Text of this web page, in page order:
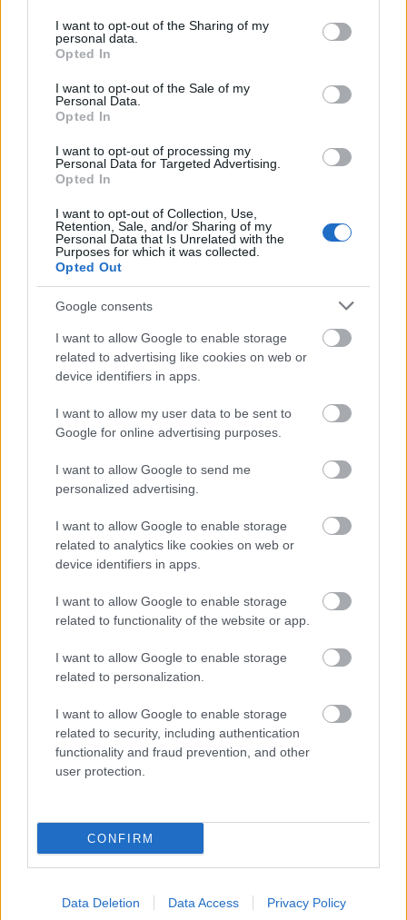
not limited to your visit or usage behaviour. You may click to
grant or deny consent to Google and its third-party tags to
use your data for below specified purposes in below Google
consent section.
I want to opt-out of the Sharing of my
personal data.
Opted In
I want to opt-out of the Sale of my
Personal Data.
Opted In
I want to opt-out of processing my
Personal Data for Targeted Advertising.
Opted In
I want to opt-out of Collection, Use,
Retention, Sale, and/or Sharing of my
Personal Data that Is Unrelated with the
Purposes for which it was collected.
Opted Out
Google consents
I want to allow Google to enable storage
related to advertising like cookies on web or
device identifiers in apps.
I want to allow my user data to be sent to
Google for online advertising purposes.
I want to allow Google to send me
personalized advertising.
I want to allow Google to enable storage
related to analytics like cookies on web or
device identifiers in apps.
I want to allow Google to enable storage
related to functionality of the website or app.
I want to allow Google to enable storage
related to personalization.
I want to allow Google to enable storage
related to security, including authentication
functionality and fraud prevention, and other
user protection.
CONFIRM
Data Deletion Data Access Privacy Policy
Történelmi táj, amelynek minden köve mesél –
megújul a tatai Angolkert
A projekt részeként megújulnak a területen található
Várkanyarban álló Nepomuki Szent János híd és szobor is.
M1 bővítés: már zajlik a teljesen új
Bicske Kelet csomópont építése
Új gyalogosátkelők és jelzőlámpás
csomópont épül Angyalföldön
Másfélszeresére bővítik
Hódmezővásárhely jó hírű református
iskoláját
Látványos építési szakasz indult be a
Flórián téri felüljárón
Név